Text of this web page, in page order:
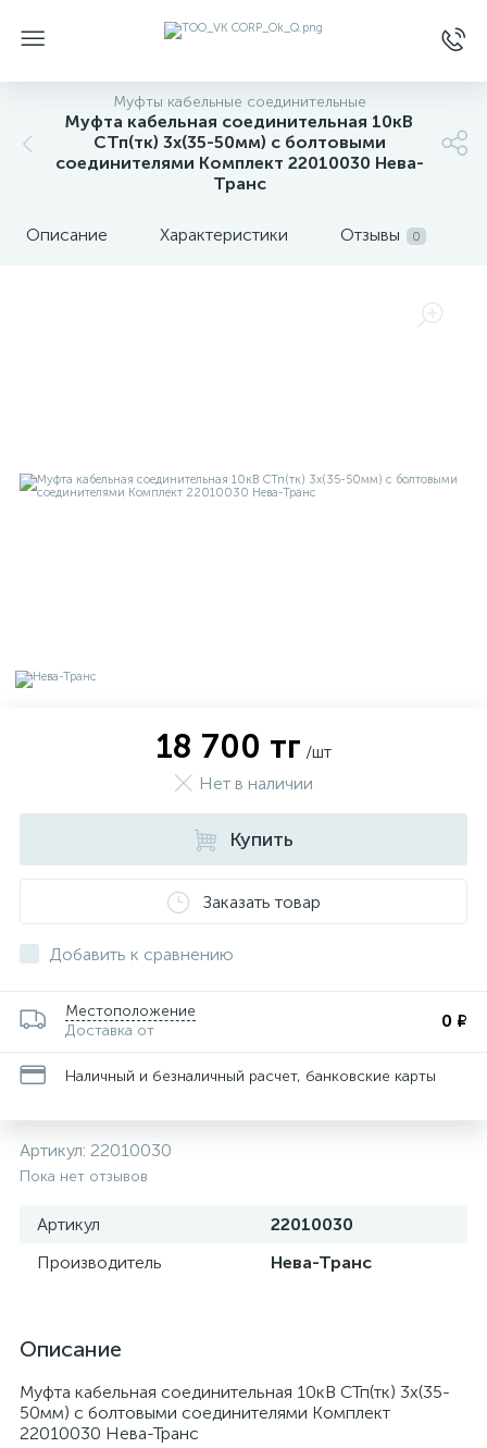
Муфты кабельные соединительные
Муфта кабельная соединительная 10кВ
СТп(тк) 3х(35-50мм) с болтовыми
соединителями Комплект 22010030 Нева-
Транс
Описание Характеристики Отзывы 0
18 700 тг /шт
Нет в наличии
Купить
Заказать товар
Добавить к сравнению
Местоположение
Доставка от
0 ₽
Наличный и безналичный расчет, банковские карты
Артикул: 22010030
Пока нет отзывов
Артикул
22010030
Производитель
Нева-Транс
Описание
Муфта кабельная соединительная 10кВ СТп(тк) 3х(35-
50мм) с болтовыми соединителями Комплект
22010030 Нева-Транс